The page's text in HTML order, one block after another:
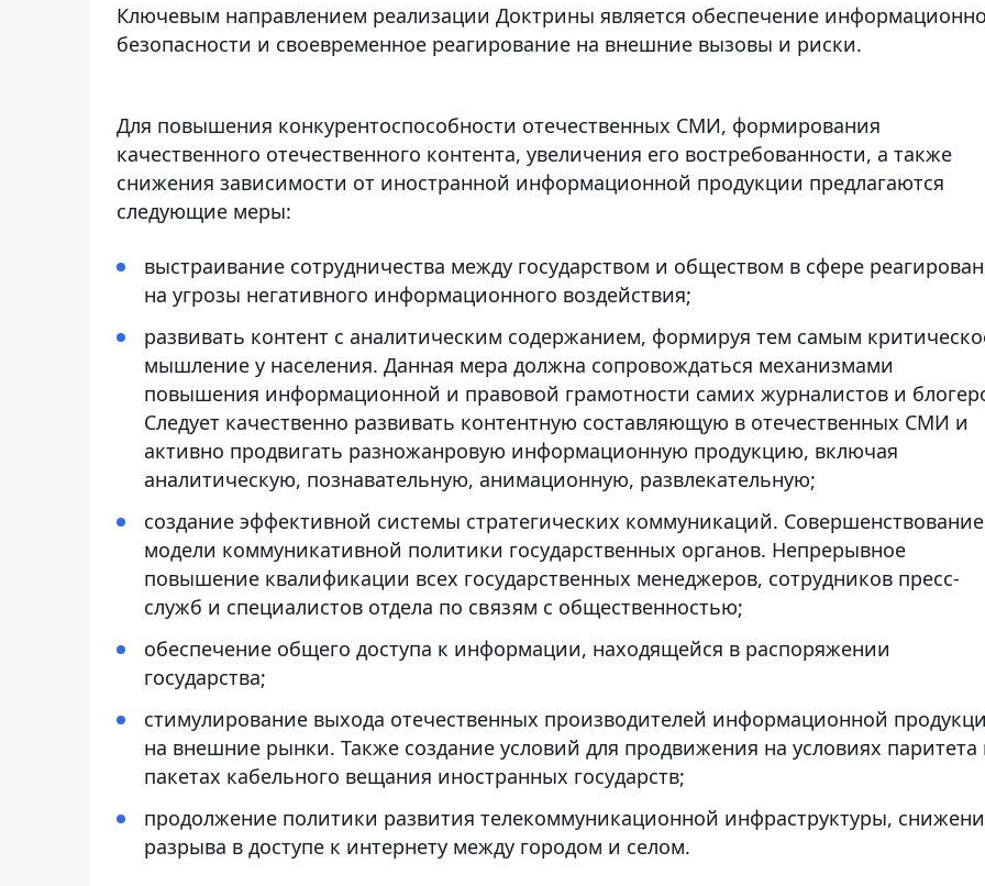
Ключевым направлением реализации Доктрины является обеспечение
безопасности и своевременное реагирование на внешние вызовы и риски.
Для повышения конкурентоспособности отечественных СМИ, формирования
качественного отечественного контента, увеличения его востребованности, а также
снижения зависимости от иностранной информационной продукции предлагаются
следующие меры:
выстраивание сотрудничества между государством и обществом в сфере
на угрозы негативного информационного воздействия;
развивать контент с аналитическим содержанием, формируя тем самым
мышление у населения. Данная мера должна сопровождаться механизмами
повышения информационной и правовой грамотности самих журналистов и
Следует качественно развивать контентную составляющую в отечественных СМИ и
активно продвигать разножанровую информационную продукцию, включая
аналитическую, познавательную, анимационную, развлекательную;
создание эффективной системы стратегических коммуникаций. Совершенствование
модели коммуникативной политики государственных органов. Непрерывное
повышение квалификации всех государственных менеджеров, сотрудников пресс-
служб и специалистов отдела по связям с общественностью;
обеспечение общего доступа к информации, находящейся в распоряжении
государства;
стимулирование выхода отечественных производителей информационной
на внешние рынки. Также создание условий для продвижения на условиях паритета
пакетах кабельного вещания иностранных государств;
продолжение политики развития телекоммуникационной инфраструктуры,
разрыва в доступе к интернету между городом и селом.